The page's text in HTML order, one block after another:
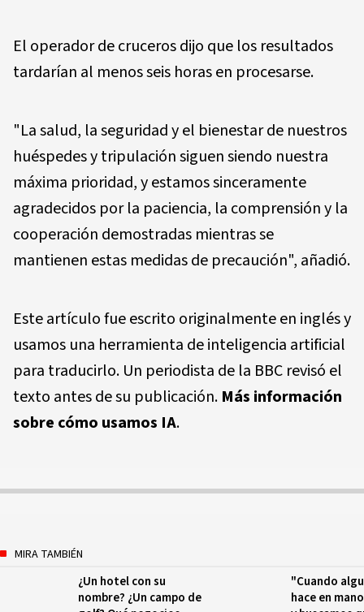
El operador de cruceros dijo que los resultados
tardarían al menos seis horas en procesarse.
"La salud, la seguridad y el bienestar de nuestros
huéspedes y tripulación siguen siendo nuestra
máxima prioridad, y estamos sinceramente
agradecidos por la paciencia, la comprensión y la
cooperación demostradas mientras se
mantienen estas medidas de precaución", añadió.
Este artículo fue escrito originalmente en inglés y
usamos una herramienta de inteligencia artificial
para traducirlo. Un periodista de la BBC revisó el
texto antes de su publicación. Más información
sobre cómo usamos IA.
MIRA TAMBIÉN
¿Un hotel con su
nombre? ¿Un campo de
"Cuando
hace en